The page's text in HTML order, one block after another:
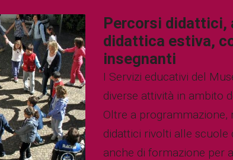
Percorsi didattici,
didattica estiva,
insegnanti
I Servizi educativi del
diverse attività in ambito
Oltre a programmazione,
didattici rivolti alle scuole
anche di formazione per